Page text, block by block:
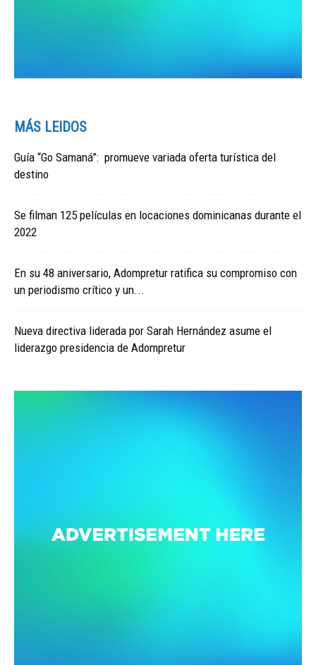
MÁS LEIDOS
Guía “Go Samaná”: promueve variada oferta turística del
destino
Se filman 125 películas en locaciones dominicanas durante el
2022
En su 48 aniversario, Adompretur ratifica su compromiso con
un periodismo crítico y un...
Nueva directiva liderada por Sarah Hernández asume el
liderazgo presidencia de Adompretur